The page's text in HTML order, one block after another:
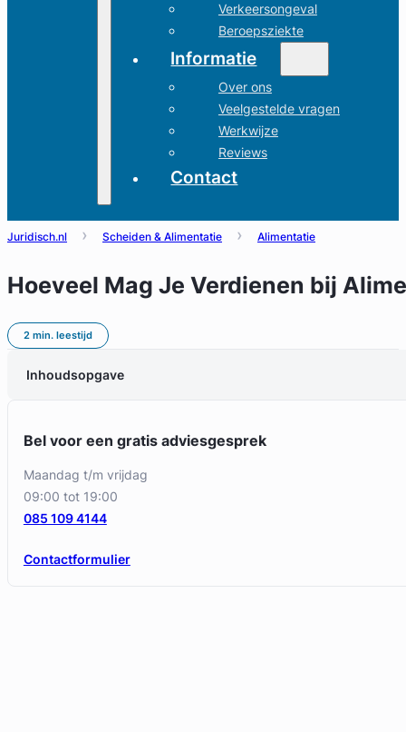
Verkeersongeval
Beroepsziekte
Informatie
Over ons
Veelgestelde vragen
Werkwijze
Reviews
Contact
Juridisch.nl Scheiden & Alimentatie Alimentatie
Hoeveel Mag Je Verdienen bij
2 min. leestijd
Inhoudsopgave
Bel voor een gratis adviesgesprek
maandag t/m vrijdag
09:00 tot 19:00
Contactformulier
085 109 4144